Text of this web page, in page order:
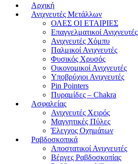
Αρχική
Ανιχνευτές Μετάλλων
ΟΛΕΣ ΟΙ ΕΤΑΙΡΙΕΣ
Επαγγελματικοί Ανιχνευτές
Ανιχνευτές Χόμπυ
Παλμικοί Ανιχνευτές
Φυσικός Χρυσός
Οικονομικοί Ανιχνευτές
Υποβρύχιοι Ανιχνευτές
Pin Pointers
Πυραμίδες – Chakra
Ασφαλείας
Ανιχνευτές Χειρός
Μαγνητικές Πύλες
Έλεγχος Οχημάτων
Ραβδοσκοπικά
Αποστατικοί Ανιχνευτές
Βέργες Ραβδοσκοπίας